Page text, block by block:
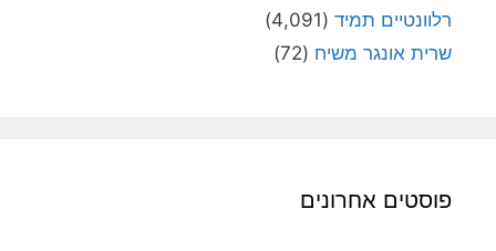
רלוונטיים תמיד (4,091)
שרית אונגר משיח (72)
פוסטים אחרונים